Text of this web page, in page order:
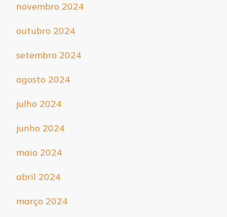
novembro 2024
outubro 2024
setembro 2024
agosto 2024
julho 2024
junho 2024
maio 2024
abril 2024
março 2024